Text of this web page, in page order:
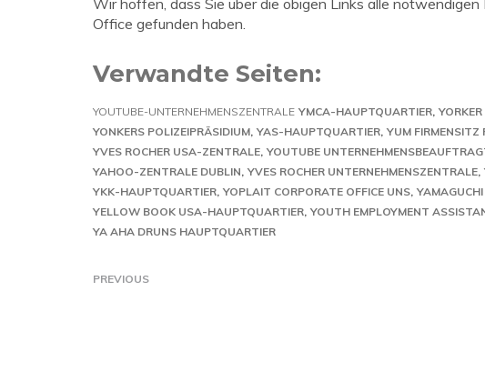
Wir hoffen, dass Sie über die obigen Links alle
Office gefunden haben.
Verwandte Seiten:
YOUTUBE-UNTERNEHMENSZENTRALE YMCA-HAUPTQUARTIER
YONKERS POLIZEIPRÄSIDIUM YAS-HAUPTQUARTIER YUM FIRMENSITZ
YVES ROCHER USA-ZENTRALE YOUTUBE
YAHOO-ZENTRALE DUBLIN YVES ROCHER UNTERNEHMENSZENTRALE
YKK-HAUPTQUARTIER YOPLAIT CORPORATE OFFICE UNS
YELLOW BOOK USA-HAUPTQUARTIER YOUTH EMPLOYMENT
YA AHA DRUNS HAUPTQUARTIER
PREVIOUS